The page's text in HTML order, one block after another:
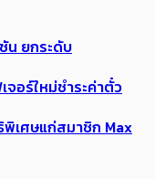
น ยกระดับ
จอร์ใหม่ชำระค่าตั๋ว
เศษแก่สมาชิก Max